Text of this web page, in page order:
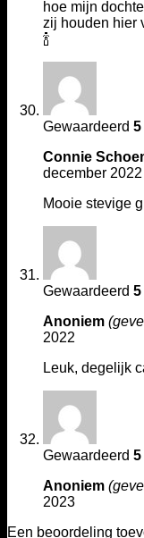
hoe mijn
zij houden hier
🍾
Gewaardeerd 5
Connie
december 2022
Mooie stevige
Gewaardeerd 5
Anoniem
2022
Leuk, degelijk
Gewaardeerd 5
Anoniem
2023
Een beoordeling